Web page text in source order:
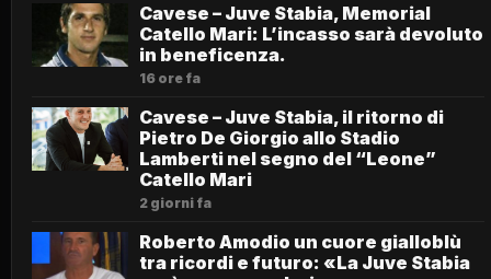
Cavese – Juve Stabia, Memorial
Catello Mari: L’incasso sarà devoluto
in beneficenza.
16 ore fa
Cavese – Juve Stabia, il ritorno di
Pietro De Giorgio allo Stadio
Lamberti nel segno del “Leone”
Catello Mari
2 giorni fa
Roberto Amodio un cuore gialloblù
tra ricordi e futuro: «La Juve Stabia